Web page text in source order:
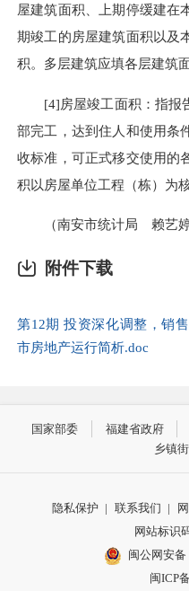
屋建筑面积、上期停缓建在
期竣工的房屋建筑面积以及
积。多层建筑应填各层建筑
[4]房屋竣工面积：指报
部完工，达到住人和使用条
收标准，可正式移交使用的
积以房屋单位工程（栋）为
（南安市统计局 赖艺婷
附件下载
第12期 投资深化调整，销
市房地产运行简析.doc
国家部委 福建省政府
乡镇
隐私保护 | 联系我们 |
网站标识
闽公网安
闽ICP